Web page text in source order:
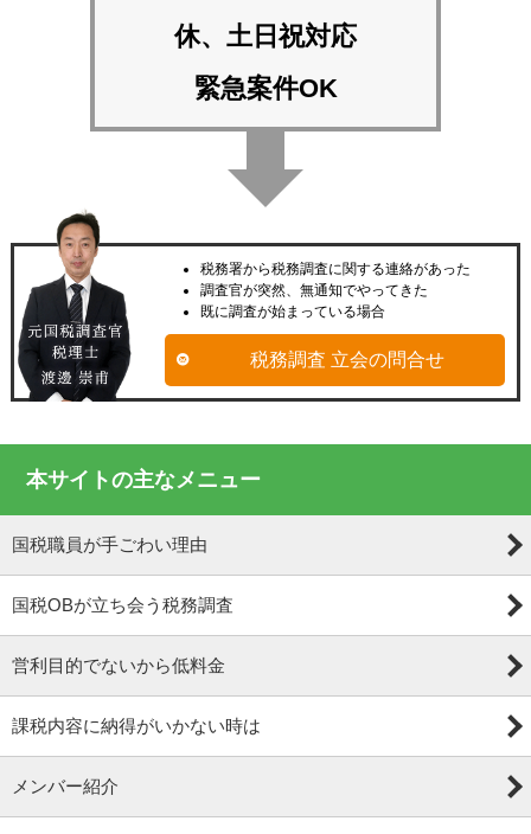
休、土日祝対応
緊急案件OK
税務署から税務調査に関する連絡があった
調査官が突然、無通知でやってきた
既に調査が始まっている場合
税務調査 立会の問合せ
本サイトの主なメニュー
国税職員が手ごわい理由
国税OBが立ち会う税務調査
営利目的でないから低料金
課税内容に納得がいかない時は
メンバー紹介